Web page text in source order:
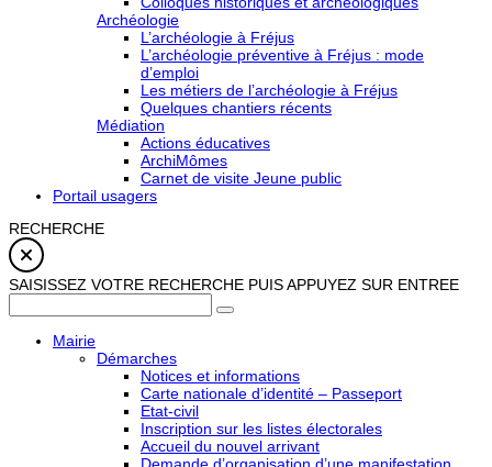
Archéologie
L’archéologie à Fréjus
L’archéologie préventive à Fréjus : mode
d’emploi
Les métiers de l’archéologie à Fréjus
Quelques chantiers récents
Médiation
Actions éducatives
ArchiMômes
Carnet de visite Jeune public
Portail usagers
RECHERCHE
SAISISSEZ VOTRE RECHERCHE PUIS APPUYEZ SUR ENTREE
Mairie
Démarches
Notices et informations
Carte nationale d’identité – Passeport
Etat-civil
Inscription sur les listes électorales
Accueil du nouvel arrivant